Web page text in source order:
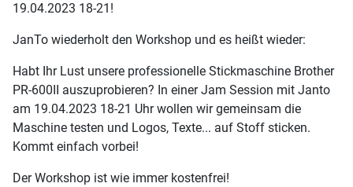
19.04.2023 18-21!
JanTo wiederholt den Workshop und es heißt wieder:
Habt Ihr Lust unsere professionelle Stickmaschine Brother
PR-600II auszuprobieren? In einer Jam Session mit Janto
am 19.04.2023 18-21 Uhr wollen wir gemeinsam die
Maschine testen und Logos, Texte... auf Stoff sticken.
Kommt einfach vorbei!
Der Workshop ist wie immer kostenfrei!